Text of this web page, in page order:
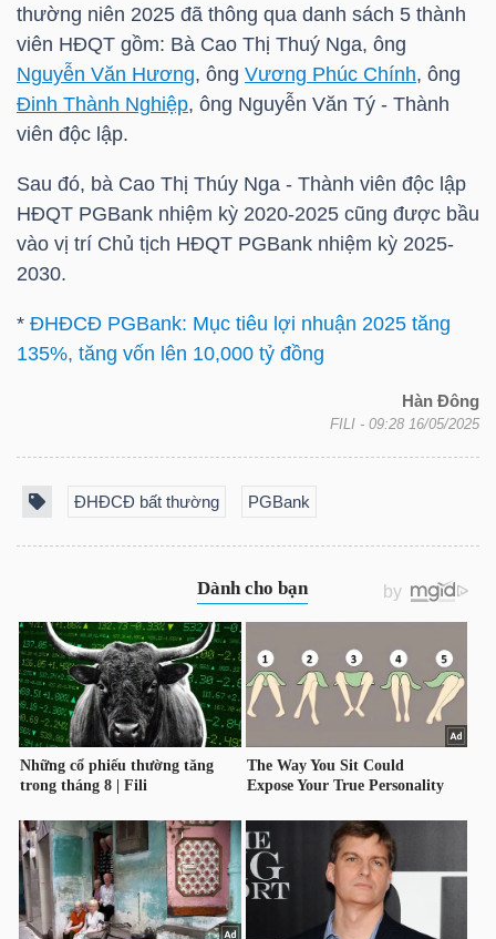
thường niên 2025 đã thông qua danh sách 5 thành
viên HĐQT gồm: Bà Cao Thị Thuý Nga, ông
Nguyễn Văn Hương, ông Vương Phúc Chính, ông
Đinh Thành Nghiệp, ông Nguyễn Văn Tý - Thành
viên độc lập.
Sau đó, bà Cao Thị Thúy Nga - Thành viên độc lập
HĐQT PGBank nhiệm kỳ 2020-2025 cũng được bầu
vào vị trí Chủ tịch HĐQT PGBank nhiệm kỳ 2025-
2030.
* ĐHĐCĐ PGBank: Mục tiêu lợi nhuận 2025 tăng
135%, tăng vốn lên 10,000 tỷ đồng
Hàn Đông
FILI - 09:28 16/05/2025
ĐHĐCĐ bất thường PGBank
GIỚI
ĐÔNG
TÀI
CÁ
NHÂN
PHÂN
VĨ
MÔ
NGÀNH
DOANH
NGHIỆP